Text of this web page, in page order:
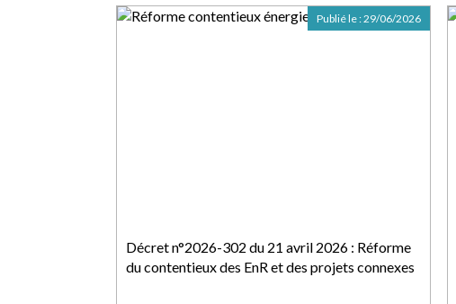
Décret n°2026-302 du 21 avril 2026 : Réforme
du contentieux des EnR et des projets connexes
Publié le :29/06/2026